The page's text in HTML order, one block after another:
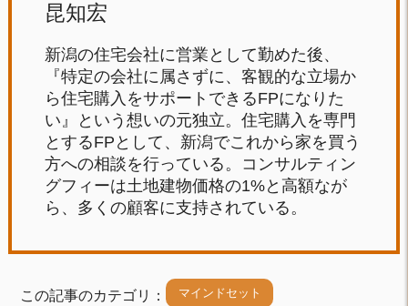
昆知宏
新潟の住宅会社に営業として勤めた後、
『特定の会社に属さずに、客観的な立場か
ら住宅購入をサポートできるFPになりた
い』という想いの元独立。住宅購入を専門
とするFPとして、新潟でこれから家を買う
方への相談を行っている。コンサルティン
グフィーは土地建物価格の1%と高額なが
ら、多くの顧客に支持されている。
この記事のカテゴリ： マインドセット